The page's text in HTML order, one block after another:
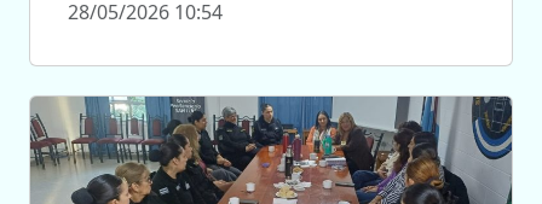
28/05/2026 10:54